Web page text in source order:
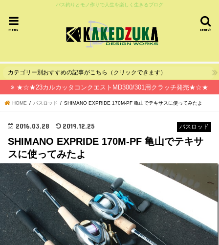
バス釣りとモノ作りで人生を楽しく生きるブログ
search
menu
カテゴリー別おすすめの記事がこちら（クリックできます）
★☆★23カルカッタコンクエストMD300/301用クラッチ発売★☆★
HOME バスロッド SHIMANO EXPRIDE 170M-PF 亀山でテキサスに使ってみたよ
バスロッド
2016.03.28 2019.12.25
SHIMANO EXPRIDE 170M-PF 亀山でテキサ
スに使ってみたよ